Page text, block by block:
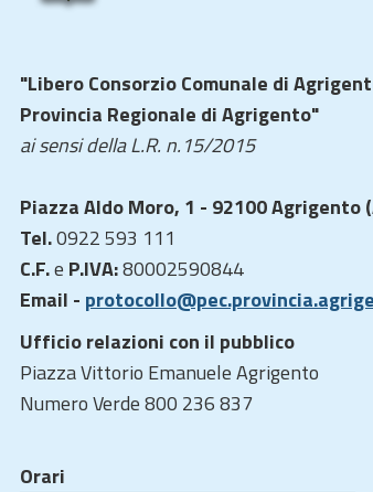
"Libero Consorzio Comunale di
Provincia Regionale di Agrigento"
ai sensi della L.R. n.15/2015
Piazza Aldo Moro, 1 - 92100 Agrigento
Tel.0922 593 111
C.F.e P.IVA:80002590844
Email -
Ufficio relazioni con il pubblico
Piazza Vittorio Emanuele Agrigento
Numero Verde 800 236 837
Orari